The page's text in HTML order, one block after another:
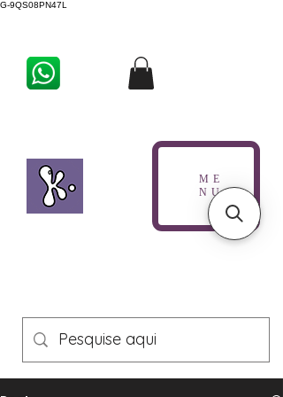
G-9QS08PN47L
ME
NU